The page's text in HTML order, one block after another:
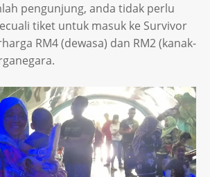
pengunjung, anda tidak perlu
tiket untuk masuk ke Survivor
RM4 (dewasa) dan RM2 (kanak-